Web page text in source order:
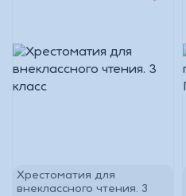
Хрестоматия для
внеклассного чтения. 3